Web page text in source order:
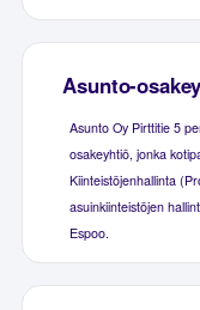
Asunto-
Asunto Oy Pirttitie 5
osakeyhtiö, jonka
Kiinteistöjenhallinta
asuinkiinteistöjen
Espoo.